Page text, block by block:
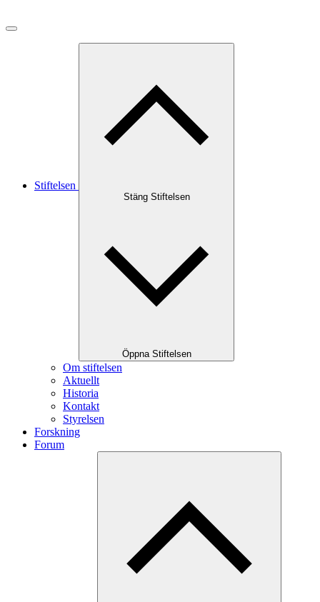
Stiftelsen
Stäng Stiftelsen
Öppna Stiftelsen
Om stiftelsen
Aktuellt
Historia
Kontakt
Styrelsen
Forskning
Forum